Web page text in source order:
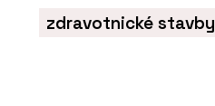
zdravotnické stavby